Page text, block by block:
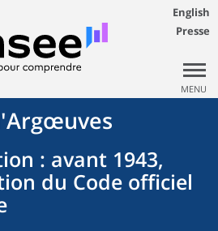
English
Presse
MENU
Argœuves
: avant 1943,
du Code officiel